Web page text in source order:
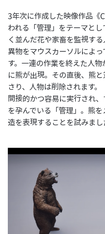
3年次に作成した映像作品《
われる「管理」をテーマと
く並んだ花や家畜を監視す
異物をマウスカーソルによ
す。一連の作業を終えた人
に熊が出現。その直後、熊
さり、人物は削除されます。
間接的かつ容易に実行され
を孕んでいる「管理」。熊
造を表現することを試みまし